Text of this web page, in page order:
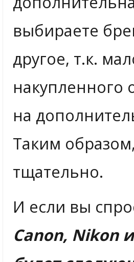
выбираете
другое, т.к.
накупленного
на
Таким
тщательно.
И если вы
Canon, Nikon